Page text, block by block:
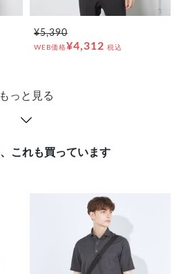
¥5,390
WEB価格¥4,312 税込
もっと見る
これも買っています